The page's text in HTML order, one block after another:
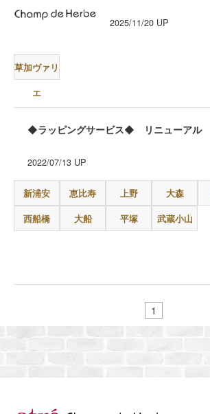
プライバシーポリシー
サイトのご利用について
2025/11/20 UP
草加ヴァリ
エ
◆ラッピングサービス◆ リニューアル
2022/07/13 UP
新浦安 恵比寿 上野 大森
西船橋 大船 平塚 武蔵小山
1